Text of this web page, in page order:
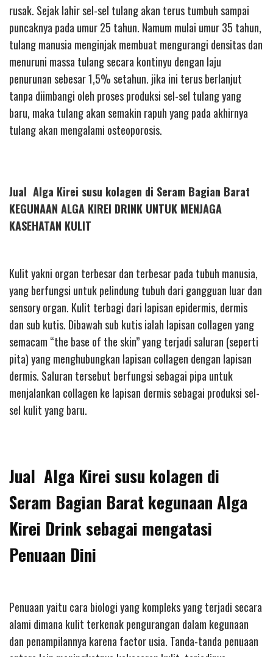
rusak. Sejak lahir sel-sel tulang akan terus tumbuh sampai
puncaknya pada umur 25 tahun. Namum mulai umur 35 tahun,
tulang manusia menginjak membuat mengurangi densitas dan
menuruni massa tulang secara kontinyu dengan laju
penurunan sebesar 1,5% setahun. jika ini terus berlanjut
tanpa diimbangi oleh proses produksi sel-sel tulang yang
baru, maka tulang akan semakin rapuh yang pada akhirnya
tulang akan mengalami osteoporosis.
Jual Alga Kirei susu kolagen di Seram Bagian Barat
KEGUNAAN ALGA KIREI DRINK UNTUK MENJAGA
KASEHATAN KULIT
Kulit yakni organ terbesar dan terbesar pada tubuh manusia,
yang berfungsi untuk pelindung tubuh dari gangguan luar dan
sensory organ. Kulit terbagi dari lapisan epidermis, dermis
dan sub kutis. Dibawah sub kutis ialah lapisan collagen yang
semacam “the base of the skin” yang terjadi saluran (seperti
pita) yang menghubungkan lapisan collagen dengan lapisan
dermis. Saluran tersebut berfungsi sebagai pipa untuk
menjalankan collagen ke lapisan dermis sebagai produksi sel-
sel kulit yang baru.
Jual Alga Kirei susu kolagen di
Seram Bagian Barat kegunaan Alga
Kirei Drink sebagai mengatasi
Penuaan Dini
Penuaan yaitu cara biologi yang kompleks yang terjadi secara
alami dimana kulit terkenak pengurangan dalam kegunaan
dan penampilannya karena factor usia. Tanda-tanda penuaan